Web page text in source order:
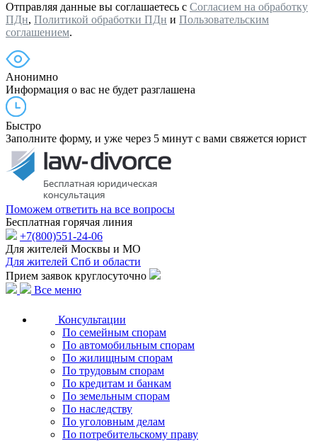
Отправляя данные вы соглашаетесь с Согласием на обработку
ПДн, Политикой обработки ПДн и Пользовательским
соглашением.
Анонимно
Информация о вас не будет разглашена
Быстро
Заполните форму, и уже через 5 минут с вами свяжется юрист
Поможем ответить на все вопросы
Бесплатная горячая линия
+7(800)551-24-06
Для жителей Москвы и МО
Для жителей Спб и области
Прием заявок круглосуточно
Все меню
Консультации
По семейным спорам
По автомобильным спорам
По жилищным спорам
По трудовым спорам
По кредитам и банкам
По земельным спорам
По наследству
По уголовным делам
По потребительскому праву